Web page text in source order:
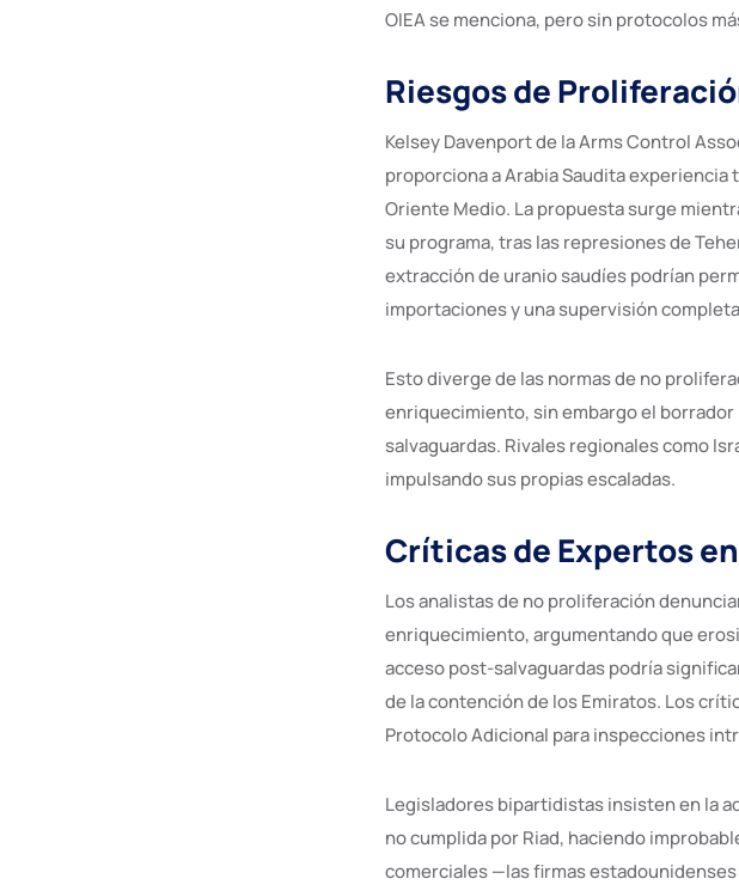
OIEA se menciona, pero sin protocolos
Riesgos de
Kelsey Davenport de la Arms Control
proporciona a Arabia Saudita
Oriente Medio. La propuesta surge
su programa, tras las represiones de
extracción de uranio saudíes podrían
importaciones y una supervisión
Esto diverge de las normas de no
enriquecimiento, sin embargo el
salvaguardas. Rivales regionales como
impulsando sus propias escaladas.
Críticas de Expertos
Los analistas de no proliferación
enriquecimiento, argumentando que
acceso post-salvaguardas podría
de la contención de los Emiratos. Los
Protocolo Adicional para inspecciones
Legisladores bipartidistas insisten en la
no cumplida por Riad, haciendo
comerciales —las firmas